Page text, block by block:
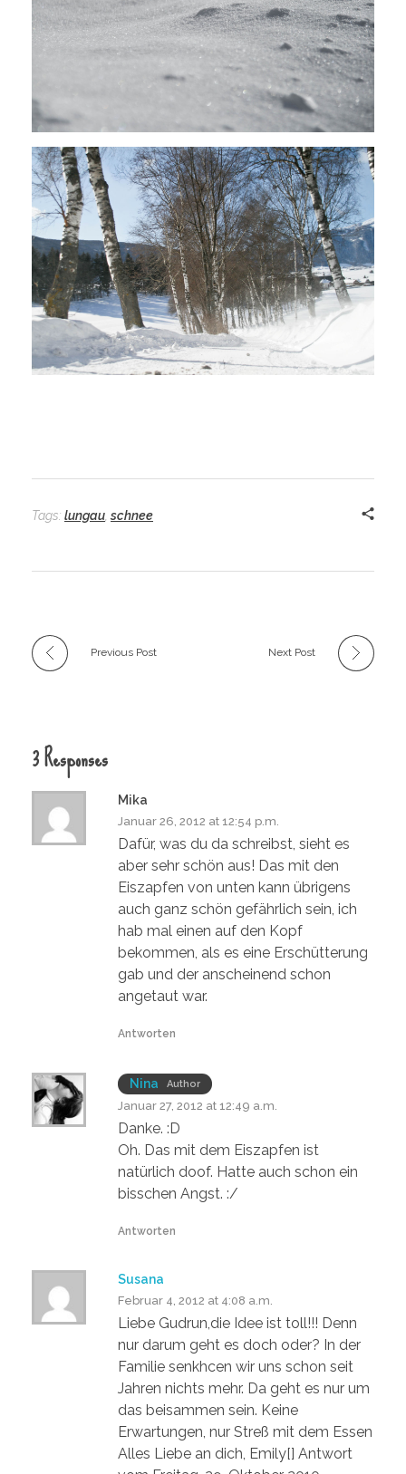
Tags: lungau ,schnee
Previous Post Next Post
3 Responses
Mika
Januar 26, 2012 at 12:54 p.m.
Dafür, was du da schreibst, sieht es
aber sehr schön aus! Das mit den
Eiszapfen von unten kann übrigens
auch ganz schön gefährlich sein, ich
hab mal einen auf den Kopf
bekommen, als es eine Erschütterung
gab und der anscheinend schon
angetaut war.
Antworten
Nina Author
Januar 27, 2012 at 12:49 a.m.
Danke. :D
Oh. Das mit dem Eiszapfen ist
natürlich doof. Hatte auch schon ein
bisschen Angst. :/
Antworten
Susana
Februar 4, 2012 at 4:08 a.m.
Liebe Gudrun,die Idee ist toll!!! Denn
nur darum geht es doch oder? In der
Familie senkhcen wir uns schon seit
Jahren nichts mehr. Da geht es nur um
das beisammen sein. Keine
Erwartungen, nur Streß mit dem Essen
Alles Liebe an dich, Emily[] Antwort